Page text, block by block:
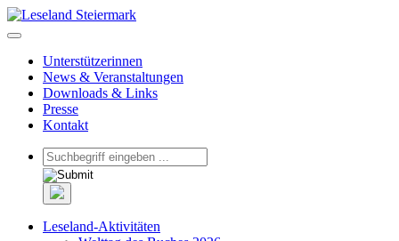
Unterstützerinnen
News & Veranstaltungen
Downloads & Links
Presse
Kontakt
Leseland-Aktivitäten